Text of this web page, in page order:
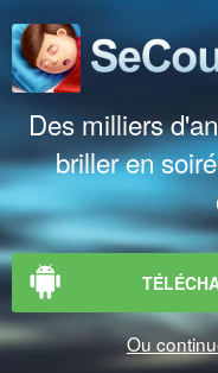
Des milliers
briller en
Ou